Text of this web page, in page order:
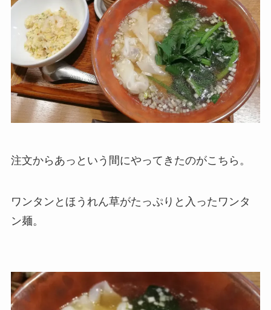
注文からあっという間にやってきたのがこちら。
ワンタンとほうれん草がたっぷりと入ったワンタ
ン麺。